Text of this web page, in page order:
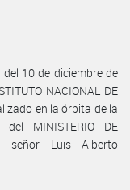
del 10 de diciembre de
NACIONAL DE
en la órbita de la
del MINISTERIO DE
señor Luis Alberto